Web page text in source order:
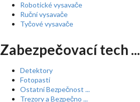
Robotické vysavače
Ruční vysavače
Tyčové vysavače
Zabezpečovací tech ...
Detektory
Fotopasti
Ostatní Bezpečnost ...
Trezory a Bezpečno ...